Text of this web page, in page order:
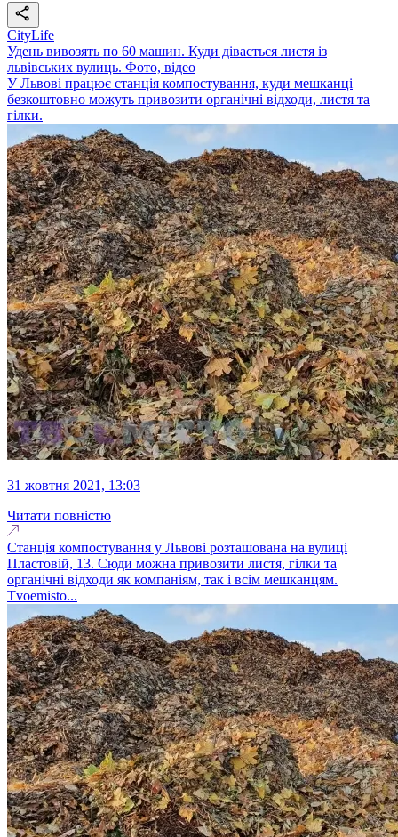
CityLife
Удень вивозять по 60 машин. Куди дівається листя із
львівських вулиць. Фото, відео
У Львові працює станція компостування, куди мешканці
безкоштовно можуть привозити органічні відходи, листя та
гілки.
31 жовтня 2021, 13:03
Читати повністю
Станція компостування у Львові розташована на вулиці
Пластовій, 13. Сюди можна привозити листя, гілки та
органічні відходи як компаніям, так і всім мешканцям.
Tvoemisto...